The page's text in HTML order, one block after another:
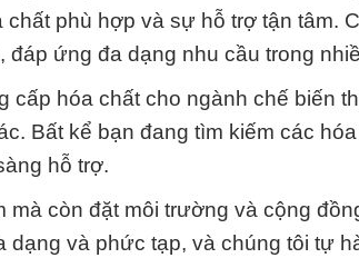
phù hợp và sự hỗ trợ tận tâm.
ứng đa dạng nhu cầu trong
cấp hóa chất cho ngành chế biến
Bất kể bạn đang tìm kiếm các
hỗ trợ.
còn đặt môi trường và cộng
và phức tạp, và chúng tôi tự